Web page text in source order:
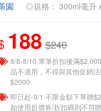
園 ◎規格： 300ml毫升
188 $240
8/8-8/10 單筆折扣後滿
品不適用，不得與其他促銷
$2000
即日起-9/1 不限金額下單贈
如使用折價券/折扣碼則不符